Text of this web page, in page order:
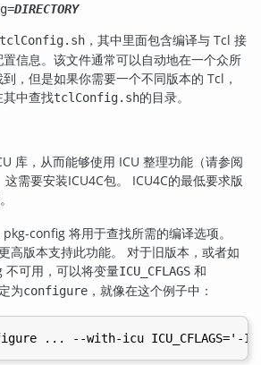
DIRECTORY
tclConfig.sh ，其中里面包含编译与 Tcl 接
信息。该文件通常可以自动地在一个众所
，但是如果你需要一个不同版本的 Tcl，
中查找tclConfig.sh的目录。
库，从而能够使用 ICU 整理功能 （请参阅
这需要安装ICU4C包。 ICU4C的最低要求版
pkg-config 将用于查找所需的编译选项。
高版本支持此功能。 对于旧版本，或者如
不可用，可以将变量ICU_CFLAGS 和
为configure ，就像在这个例子中：